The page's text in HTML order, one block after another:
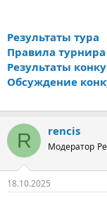
Результаты тура
Правила турнира
Результаты
Обсуждение
R rencis
Модератор
18.10.2025